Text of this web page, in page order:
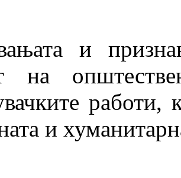
и
на
работи,
и